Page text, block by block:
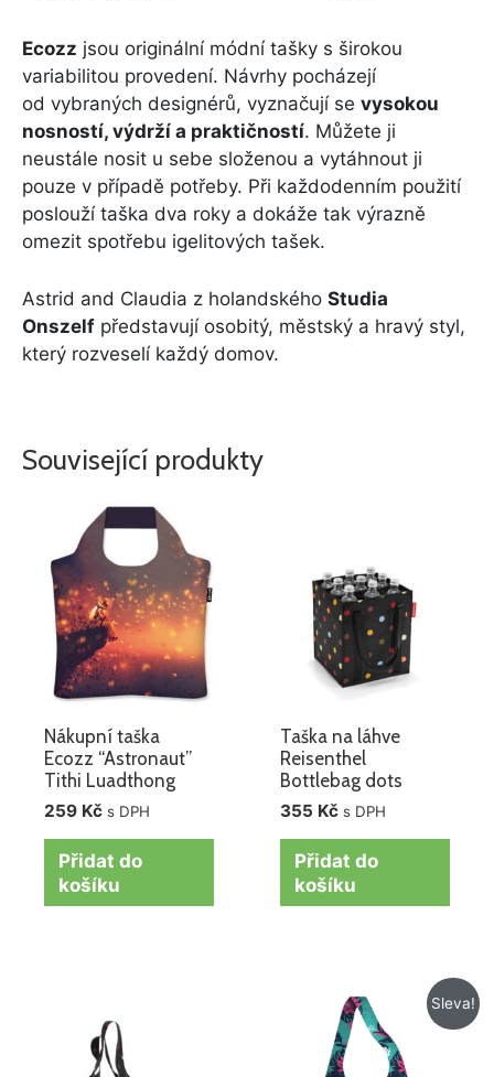
Ecozz jsou originální módní tašky s širokou
variabilitou provedení. Návrhy pocházejí
od vybraných designérů, vyznačují se vysokou
nosností, výdrží a praktičností. Můžete ji
neustále nosit u sebe složenou a vytáhnout ji
pouze v případě potřeby. Při každodenním použití
poslouží taška dva roky a dokáže tak výrazně
omezit spotřebu igelitových tašek.
Astrid and Claudia z holandského Studia
Onszelf představují osobitý, městský a hravý styl,
který rozveselí každý domov.
Související produkty
Nákupní taška
Ecozz “Astronaut”
Tithi Luadthong
259 Kč s DPH
Přidat do
košíku
Taška na láhve
Reisenthel
Bottlebag dots
355 Kč s DPH
Přidat do
košíku
Sleva!
Původní
cena
byla:
218 Kč.
Aktuální
cena
je:
128 Kč.